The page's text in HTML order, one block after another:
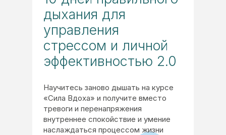
Научитесь заново дышать на курсе
«Сила Вдоха» и получите вместо
тревоги и перенапряжения
внутреннее спокойствие и умение
наслаждаться процессом жизни
дыхания для
управления
стрессом и личной
эффективностью 2.0